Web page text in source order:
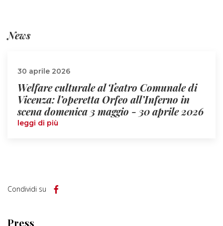
News
30 aprile 2026
Welfare culturale al Teatro Comunale di
Vicenza: l’operetta Orfeo all’Inferno in
scena domenica 3 maggio - 30 aprile 2026
leggi di più
Condividi su
Press